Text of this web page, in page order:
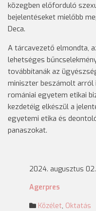
közegben előforduló
bejelentéseket mielőbb
Deca.
A tárcavezető elmondta,
lehetséges
továbbítanák az
miniszter beszámolt arról
romániai egyetem etikai
kezdetéig elkészül a
egyetemi etika és
panaszokat.
2024. augusztus 02.
Agerpres
Közélet, Oktatás